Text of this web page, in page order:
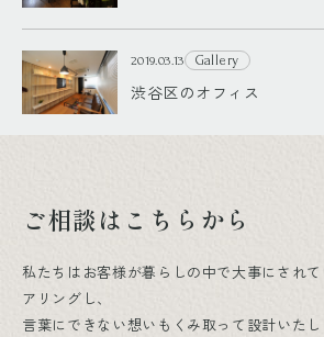
2019.03.13 Gallery
渋谷区のオフィス
ご相談はこちらから
私たちはお客様が暮らしの中で大事にされ
アリングし、
言葉にできない想いもくみ取って設計いた